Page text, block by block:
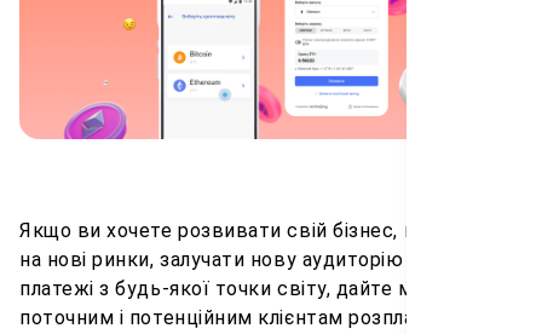
Якщо ви хочете розвивати свій бізнес, виходити
на нові ринки, залучати нову аудиторію і приймати
платежі з будь-якої точки світу, дайте можливість
поточним і потенційним клієнтам розплачуватися в